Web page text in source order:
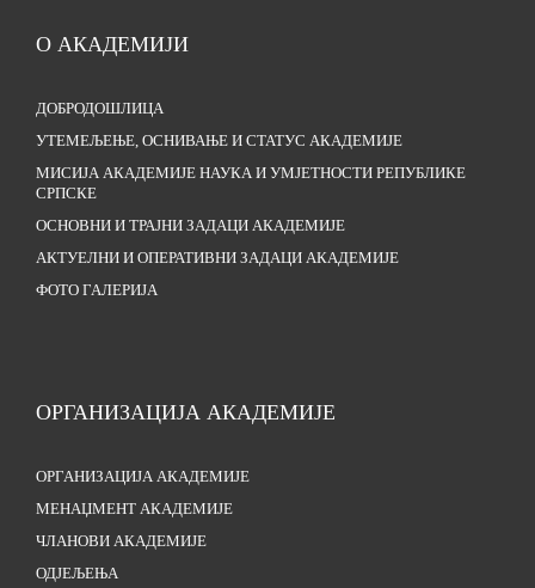
О АКАДЕМИЈИ
ДОБРОДОШЛИЦА
УТЕМЕЉЕЊЕ, ОСНИВАЊЕ И СТАТУС АКАДЕМИЈЕ
МИСИЈА АКАДЕМИЈЕ НАУКА И УМЈЕТНОСТИ РЕПУБЛИКЕ
СРПСКЕ
ОСНОВНИ И ТРАЈНИ ЗАДАЦИ АКАДЕМИЈЕ
АКТУЕЛНИ И ОПЕРАТИВНИ ЗАДАЦИ АКАДЕМИЈЕ
ФОТО ГАЛЕРИЈА
ОРГАНИЗАЦИЈА АКАДЕМИЈЕ
ОРГАНИЗАЦИЈА АКАДЕМИЈЕ
МЕНАЏМЕНТ АКАДЕМИЈЕ
ЧЛАНОВИ АКАДЕМИЈЕ
ОДЈЕЉЕЊА